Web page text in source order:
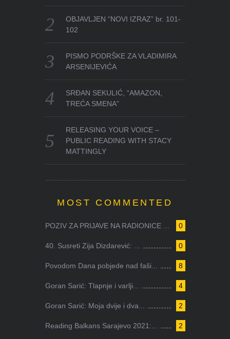
OBJAVLJEN “NOVI IZRAZ” br. 101-
102
PISMO PODRŠKE ZA VLADIMIRA
ARSENIJEVIĆA
SRĐAN SEKULIĆ, “AMAZON,
TREĆA SMENA”
RELEASING YOUR VOICE –
PUBLIC READING WITH STACY
MATTINGLY
MOST COMMENTED
0
POZIV ZA PRIJAVE NA RADIONICE ...
0
40. Susreti Zija Dizdarević: ...
8
Povodom Dana pobjede nad faši...
4
Goran Sarić: Tlapnje i varlji...
2
Goran Sarić: Moja dvije i dva...
2
Reading Balkans Sarajevo 2021:...